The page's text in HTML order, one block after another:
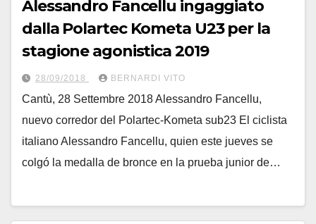
Alessandro Fancellu ingaggiato
dalla Polartec Kometa U23 per la
stagione agonistica 2019
28/09/2018 BERNARDI VITO
Cantù, 28 Settembre 2018 Alessandro Fancellu,
nuevo corredor del Polartec-Kometa sub23 El ciclista
italiano Alessandro Fancellu, quien este jueves se
colgó la medalla de bronce en la prueba junior de…